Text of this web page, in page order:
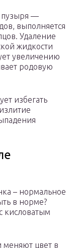
пузыря —
выполняется
Удаление
жидкости
увеличению
родовую
избегать
– нормальное
в норме?
кисловатым
меняют цвет в